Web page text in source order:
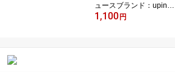
ュースブランド：upink
ユーピンク【フェアリー
1,100円